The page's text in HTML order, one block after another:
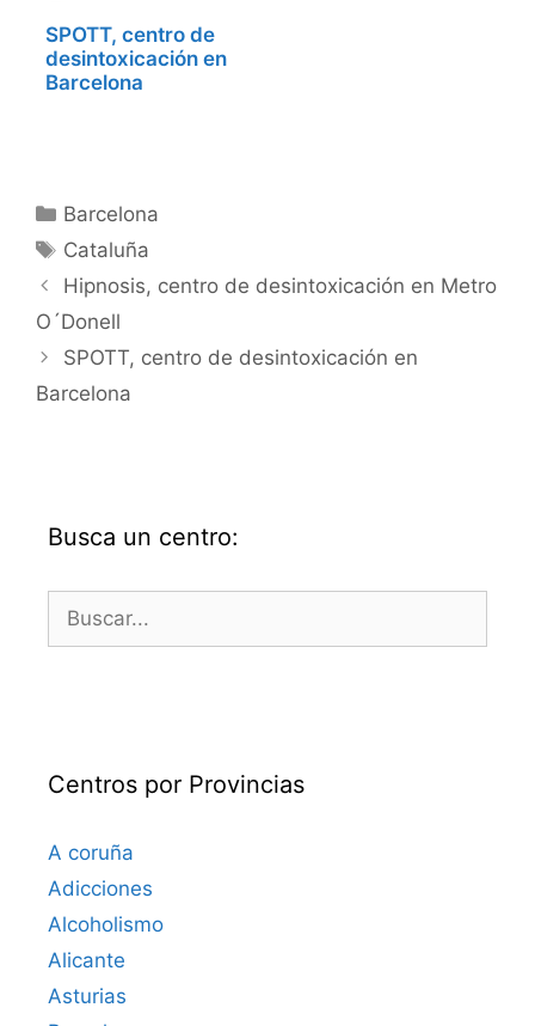
SPOTT, centro de
desintoxicación en
Barcelona
Categorías
Barcelona
Etiquetas
Cataluña
Hipnosis, centro de desintoxicación en Metro
O´Donell
SPOTT, centro de desintoxicación en
Barcelona
Busca un centro:
Centros por Provincias
A coruña
Adicciones
Alcoholismo
Alicante
Asturias